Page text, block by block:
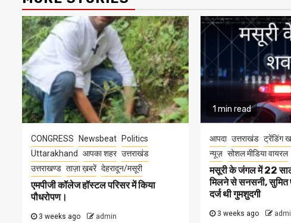
CONGRESS Newsbeat
Politics
Uttarakhand
आपका शहर उत्तराखंड
उत्तराखण्ड ताज़ा ख़बरें देहरादून/मसूरी
एमपीजी कॉलेज हॉस्टल परिसर में किया
पौधरोपण।
3 weeks ago admin
1 min read
आपदा उत्तराखंड ट्रेंडिंग
न्यूज़ सोशल मीडिया वायरल
मसूरी के जंगल में 22
मिलने से सनसनी, सुमित
दर्ज थी गुमशुदगी
3 weeks ago